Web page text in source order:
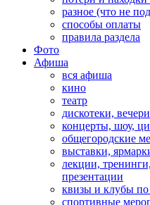
разное (что не
способы оплаты
правила раздела
Фото
Афиша
вся афиша
кино
театр
дискотеки,
концерты, шоу,
общегородские
выставки,
лекции,
презентации
квизы и клубы по
спортивные